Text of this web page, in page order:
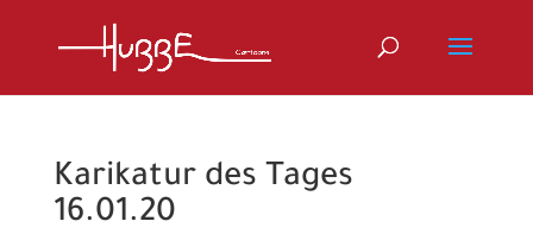
Karikatur des Tages
16.01.20